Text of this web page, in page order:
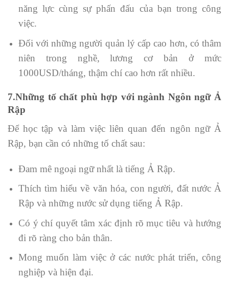
năng lực cùng sự phấn đấu của bạn trong công
việc.
Đối với những người quản lý cấp cao hơn, có thâm
niên trong nghề, lương cơ bản ở mức
1000USD/tháng, thậm chí cao hơn rất nhiều.
7.Những tố chất phù hợp với ngành Ngôn ngữ Ả
Rập
Để học tập và làm việc liên quan đến ngôn ngữ Ả
Rập, bạn cần có những tố chất sau:
Đam mê ngoại ngữ nhất là tiếng Ả Rập.
Thích tìm hiểu về văn hóa, con người, đất nước Ả
Rập và những nước sử dụng tiếng Ả Rập.
Có ý chí quyết tâm xác định rõ mục tiêu và hướng
đi rõ ràng cho bản thân.
Mong muốn làm việc ở các nước phát triển, công
nghiệp và hiện đại.